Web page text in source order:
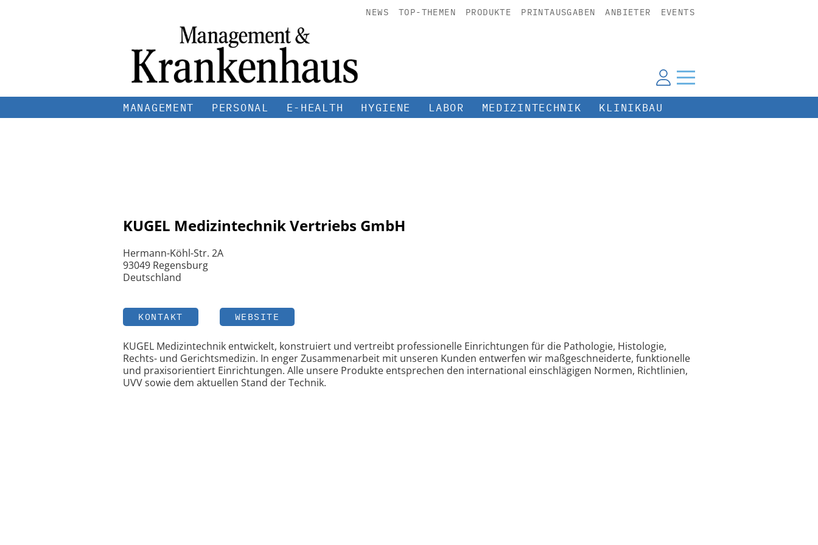
NEWS TOP-THEMEN PRODUKTE PRINTAUSGABEN ANBIETER EVENTS
MANAGEMENT PERSONAL E-HEALTH HYGIENE LABOR MEDIZINTECHNIK KLINIKBAU
KUGEL Medizintechnik Vertriebs GmbH
Hermann-Köhl-Str. 2A
93049 Regensburg
Deutschland
KONTAKT WEBSITE
KUGEL Medizintechnik entwickelt, konstruiert und vertreibt professionelle Einrichtungen für die Pathologie, Histologie,
Rechts- und Gerichtsmedizin. In enger Zusammenarbeit mit unseren Kunden entwerfen wir maßgeschneiderte, funktionelle
und praxisorientiert Einrichtungen. Alle unsere Produkte entsprechen den international einschlägigen Normen, Richtlinien,
UVV sowie dem aktuellen Stand der Technik.